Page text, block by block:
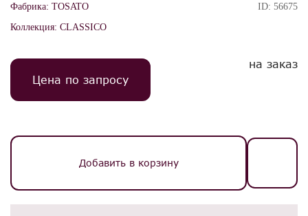
Фабрика: TOSATO
Коллекция: CLASSICO
ID: 56675
Цена по запросу
на заказ
Добавить в корзину